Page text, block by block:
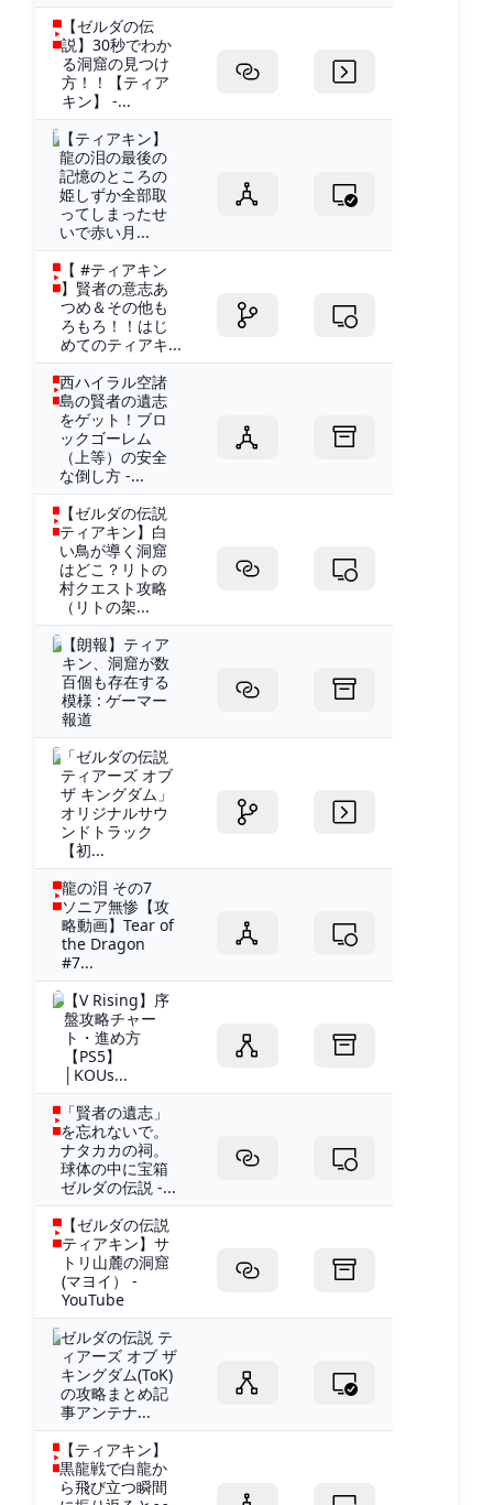
【ゼルダの伝
説】30秒でわか
る洞窟の見つけ
方！！【ティア
キン】 -...
【ティアキン】
龍の泪の最後の
記憶のところの
姫しずか全部取
ってしまったせ
いで赤い月...
【 #ティアキン
】賢者の意志あ
つめ＆その他も
ろもろ！！はじ
めてのティアキ...
西ハイラル空諸
島の賢者の遺志
をゲット！ブロ
ックゴーレム
（上等）の安全
な倒し方 -...
【ゼルダの伝説
ティアキン】白
い鳥が導く洞窟
はどこ？リトの
村クエスト攻略
（リトの架...
【朗報】ティア
キン、洞窟が数
百個も存在する
模様 : ゲーマー
報道
「ゼルダの伝説
ティアーズ オブ
ザ キングダム」
オリジナルサウ
ンドトラック
【初...
龍の泪 その7
ソニア無惨【攻
略動画】Tear of
the Dragon
#7...
【V Rising】序
盤攻略チャー
ト・進め方
【PS5】
│KOUs...
「賢者の遺志」
を忘れないで。
ナタカカの祠。
球体の中に宝箱
ゼルダの伝説 -...
【ゼルダの伝説
ティアキン】サ
トリ山麓の洞窟
(マヨイ） -
YouTube
ゼルダの伝説 テ
ィアーズ オブ ザ
キングダム(ToK)
の攻略まとめ記
事アンテナ...
【ティアキン】
黒龍戦で白龍か
ら飛び立つ瞬間